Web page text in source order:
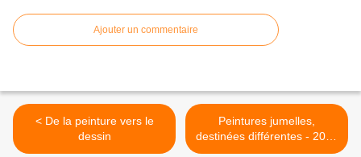
Ajouter un commentaire
< De la peinture vers le
dessin
Peintures jumelles,
destinées différentes - 2025
/ 1-2 >